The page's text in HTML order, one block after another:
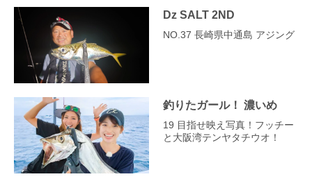
Dz SALT 2ND
NO.37 長崎県中通島 アジング
釣りたガール！ 濃いめ
19 目指せ映え写真！フッチー
と大阪湾テンヤタチウオ！